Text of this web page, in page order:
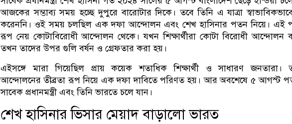
আজকের সম্ভাব্য সময় হচ্ছে দুপুরে বারোটার দিকে। তবে তিনি এ যাত্রা
করেননি। ওই সময় চলছিল এক দফা আন্দোলন এবং শেখ হাসিনার পতন নিয়ে। এই
রূপ নেয় কোটাবিরোধী আন্দোলন থেকে। যখন শিক্ষার্থীরা কোটা বিরোধী আন্দোলন
তখন তাদের উপর গুলি বর্ষন ও গ্রেফতার করা হয়।
এইসঙ্গে মারা গিয়েছিল প্রায় কয়েক শতাধিক শিক্ষার্থী ও সাধারণ জনতারা।
আন্দোলনের তীব্রতা রূপ নিয়ে এক দফা দাবিতে পরিণত হয়। আর অবশেষে ৫ আগস্ট
সাবেক প্রধানমন্ত্রী এবং তিনি ভারতে চলে যান।
শেখ হাসিনার ভিসার মেয়াদ বাড়ালো ভারত